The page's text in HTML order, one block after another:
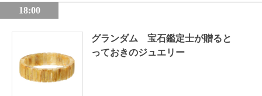
18:00
グランダム 宝石鑑定士が贈ると
っておきのジュエリー